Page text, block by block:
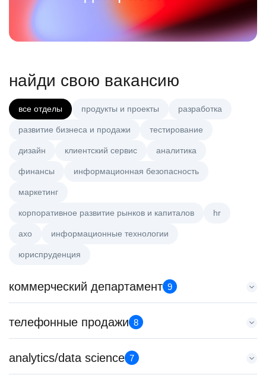
найди свою вакансию
все отделы продукты и проекты разработка
развитие бизнеса и продажи тестирование
дизайн клиентский сервис аналитика
финансы информационная безопасность
маркетинг
корпоративное развитие рынков и капиталов hr
axo информационные технологии
юриспруденция
коммерческий департамент 9
Key Account Manager (EdTech)
HeadHunter::Коммерческий департамент
150000 ₽
телефонные продажи 8
Менеджер по продажам в сегменте малого и среднего
бизнеса
analytics/data science 7